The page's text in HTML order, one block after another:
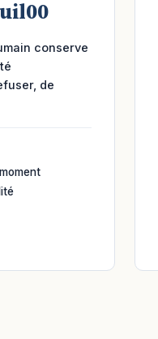
conserve
de